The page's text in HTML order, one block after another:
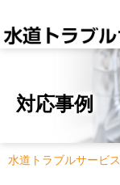
対応事例
水道トラブルサービス